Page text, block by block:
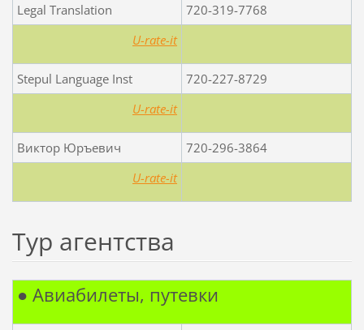
Legal Translation
720-319-7768
U-rate-it
Stepul Language Inst
720-227-8729
U-rate-it
Виктор Юръевич
720-296-3864
U-rate-it
Тур агентства
● Авиабилеты, путевки